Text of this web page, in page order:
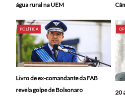
água rural na UEM
POLÍTICA
Livro de ex-comandante da FAB
revela golpe de Bolsonaro
20